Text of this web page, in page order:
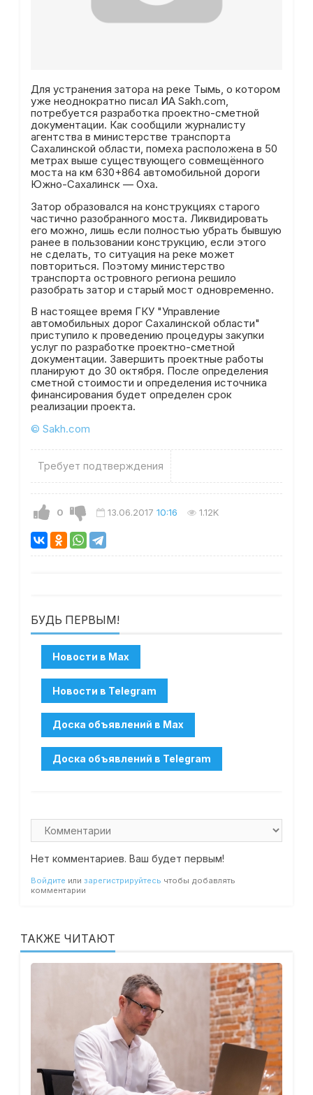
Для устранения затора на реке Тымь, о котором
уже неоднократно писал ИА Sakh.com,
потребуется разработка проектно-сметной
документации. Как сообщили журналисту
агентства в министерстве транспорта
Сахалинской области, помеха расположена в 50
метрах выше существующего совмещённого
моста на км 630+864 автомобильной дороги
Южно-Сахалинск — Оха.
Затор образовался на конструкциях старого
частично разобранного моста. Ликвидировать
его можно, лишь если полностью убрать бывшую
ранее в пользовании конструкцию, если этого
не сделать, то ситуация на реке может
повториться. Поэтому министерство
транспорта островного региона решило
разобрать затор и старый мост одновременно.
В настоящее время ГКУ "Управление
автомобильных дорог Сахалинской области"
приступило к проведению процедуры закупки
услуг по разработке проектно-сметной
документации. Завершить проектные работы
планируют до 30 октября. После определения
сметной стоимости и определения источника
финансирования будет определен срок
реализации проекта.
© Sakh.com
Требует подтверждения
0 13.06.2017 10:16 1.12K
БУДЬ ПЕРВЫМ!
Нет комментариев. Ваш будет первым!
Войдите или зарегистрируйтесь чтобы добавлять
комментарии
ТАКЖЕ ЧИТАЮТ